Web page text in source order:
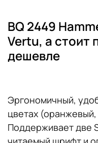
BQ 2449
Vertu, а стоит
дешевле
Эргономичный,
цветах
Поддерживает две